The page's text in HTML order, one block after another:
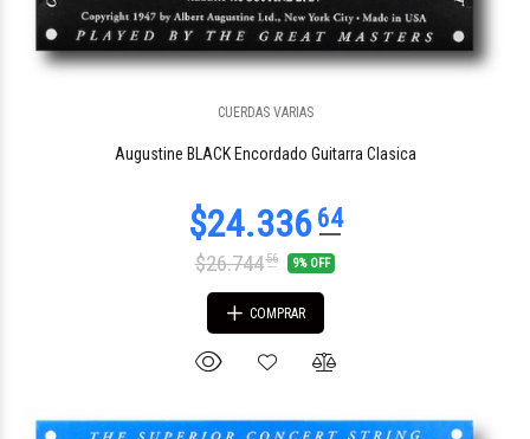
CUERDAS VARIAS
Augustine BLACK Encordado Guitarra Clasica
$26.74456 9% OFF
COMPRAR